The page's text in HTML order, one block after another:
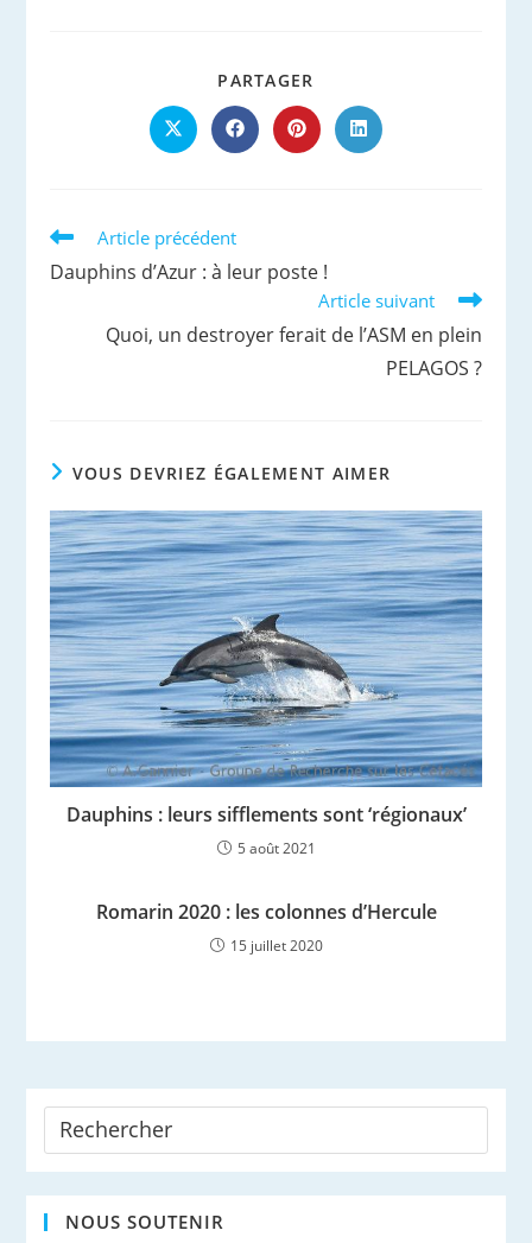
PARTAGER
CONTENU
Ouvrir
dans
Ouvrir
dans
Ouvrir
dans
Ouvrir
dans
Read
articles
Article précédent
Dauphins d’Azur : à leur poste !
Article suivant
Quoi, un destroyer ferait de l’ASM en plein
PELAGOS ?
VOUS DEVRIEZ ÉGALEMENT AIMER
Dauphins : leurs sifflements sont ‘régionaux’
5 août 2021
Romarin 2020 : les colonnes d’Hercule
15 juillet 2020
NOUS SOUTENIR